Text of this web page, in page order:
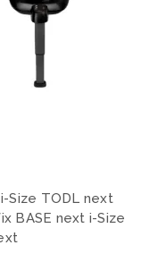
Size TODL next
BASE next i-Size